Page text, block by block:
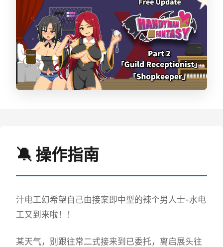
🔕 操作指南
汁电工幻希望自己由接案即中型的辣个男人士-水电
工又到来啦！！
某天气，别跟往常二式接来到已委托，离启展头往